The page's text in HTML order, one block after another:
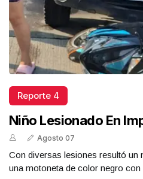
Reporte 4
Niño Lesionado En
Agosto 07
Con diversas lesiones resultó un
una motoneta de color negro con